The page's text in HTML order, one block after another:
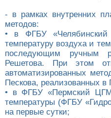
- в рамках внутренних
методов:
• в ФГБУ
температуру воздуха и
последующим ручным
Решетова. При этом
автоматизированных
Пескова, реализованных
• в ФГБУ «Пермский
температуры (ФГБУ
на первые сутки;